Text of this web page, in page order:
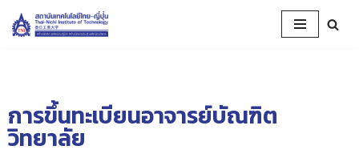
Skip
การขึ้นทะเบียนอาจารย์บัณฑิต
วิทยาลัย